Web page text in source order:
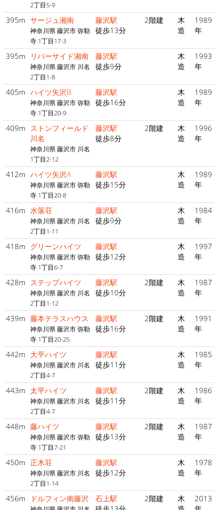
2丁目5-9
395m サージュ湘南
神奈川県 藤沢市 弥勒
寺 1丁目17-3
藤沢駅
徒歩13分
2階建
木
造
1989
年
395m リバーサイド湘南
神奈川県 藤沢市 川名
2丁目1-8
藤沢駅
徒歩9分
木
造
1993
年
405m ハイツ矢沢B
神奈川県 藤沢市 弥勒
寺 1丁目20-9
藤沢駅
徒歩16分
木
造
1989
年
409m ストンフィールド
川名
神奈川県 藤沢市 川名
1丁目2-12
藤沢駅
徒歩8分
2階建
木
造
1996
年
412m ハイツ矢沢A
神奈川県 藤沢市 弥勒
寺 1丁目20-8
藤沢駅
徒歩15分
木
造
1989
年
416m 水落荘
神奈川県 藤沢市 川名
2丁目1-11
藤沢駅
徒歩9分
木
造
1984
年
418m グリーンハイツ
神奈川県 藤沢市 弥勒
寺 1丁目6-7
藤沢駅
徒歩12分
木
造
1997
年
428m ステップハイツ
神奈川県 藤沢市 川名
2丁目1-12
藤沢駅
徒歩10分
2階建
木
造
1987
年
439m 藤本テラスハウス
神奈川県 藤沢市 弥勒
寺 1丁目20-25
藤沢駅
徒歩16分
2階建
木
造
1991
年
442m 大平ハイツ
神奈川県 藤沢市 川名
2丁目4-7
藤沢駅
徒歩11分
木
造
1985
年
443m 太平ハイツ
神奈川県 藤沢市 川名
2丁目4-7
藤沢駅
徒歩11分
2階建
木
造
1986
年
448m 藤ハイツ
神奈川県 藤沢市 弥勒
寺 1丁目7-21
藤沢駅
徒歩13分
2階建
木
造
1987
年
450m 正木荘
神奈川県 藤沢市 川名
2丁目1-14
藤沢駅
徒歩12分
木
造
1978
年
456m ドルフィン南藤沢
石上駅
2階建
木
2013